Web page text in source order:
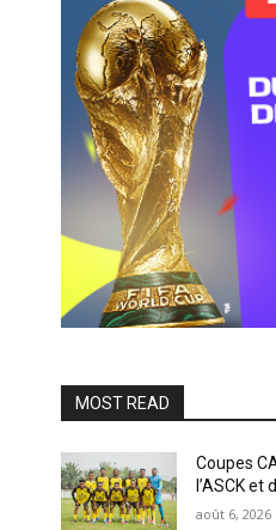
MOST READ
Coupes
l’ASCK et
août 6, 2026